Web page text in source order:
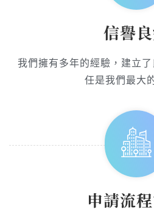
信譽
我們擁有多年的經驗，建立
任是我們最大
申請流